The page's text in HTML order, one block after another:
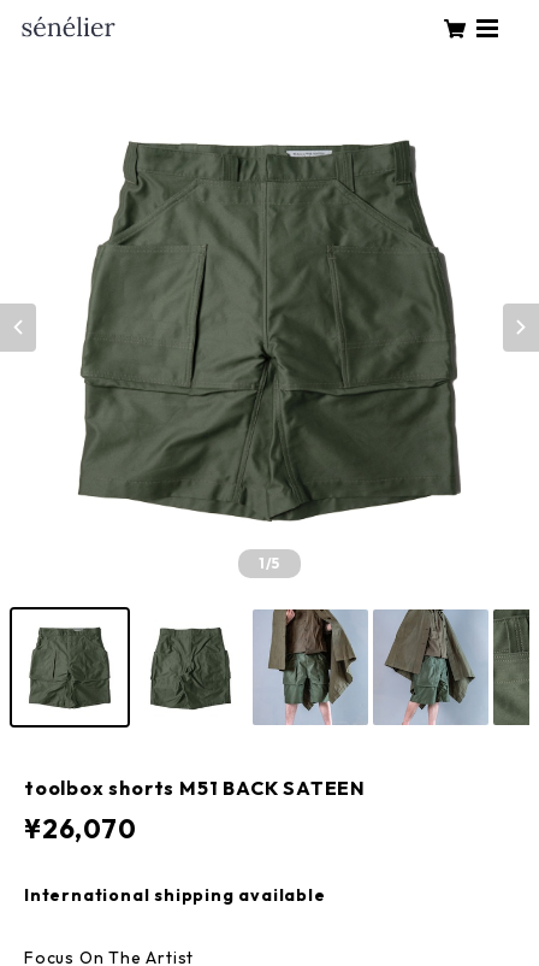
1/5
toolbox shorts M51 BACK SATEEN
¥26,070
International shipping available
Focus On The Artist